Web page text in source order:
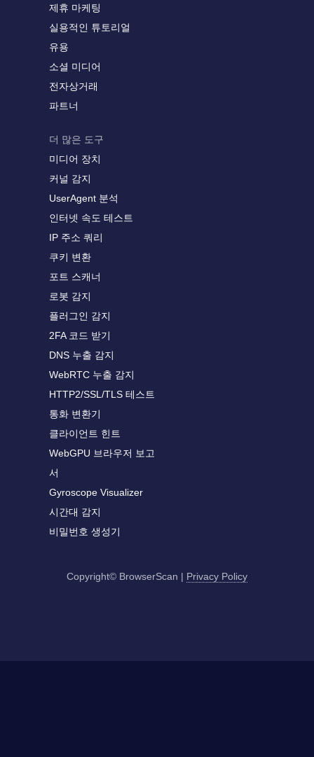
제휴 마케팅
실용적인 튜토리얼
유용
소셜 미디어
전자상거래
파트너
더 많은 도구
미디어 장치
커널 감지
UserAgent 분석
인터넷 속도 테스트
IP 주소 쿼리
쿠키 변환
포트 스캐너
로봇 감지
플러그인 감지
2FA 코드 받기
DNS 누출 감지
WebRTC 누출 감지
HTTP2/SSL/TLS 테스트
통화 변환기
클라이언트 힌트
WebGPU 브라우저 보고
서
Gyroscope Visualizer
시간대 감지
비밀번호 생성기
Copyright© BrowserScan | Privacy Policy